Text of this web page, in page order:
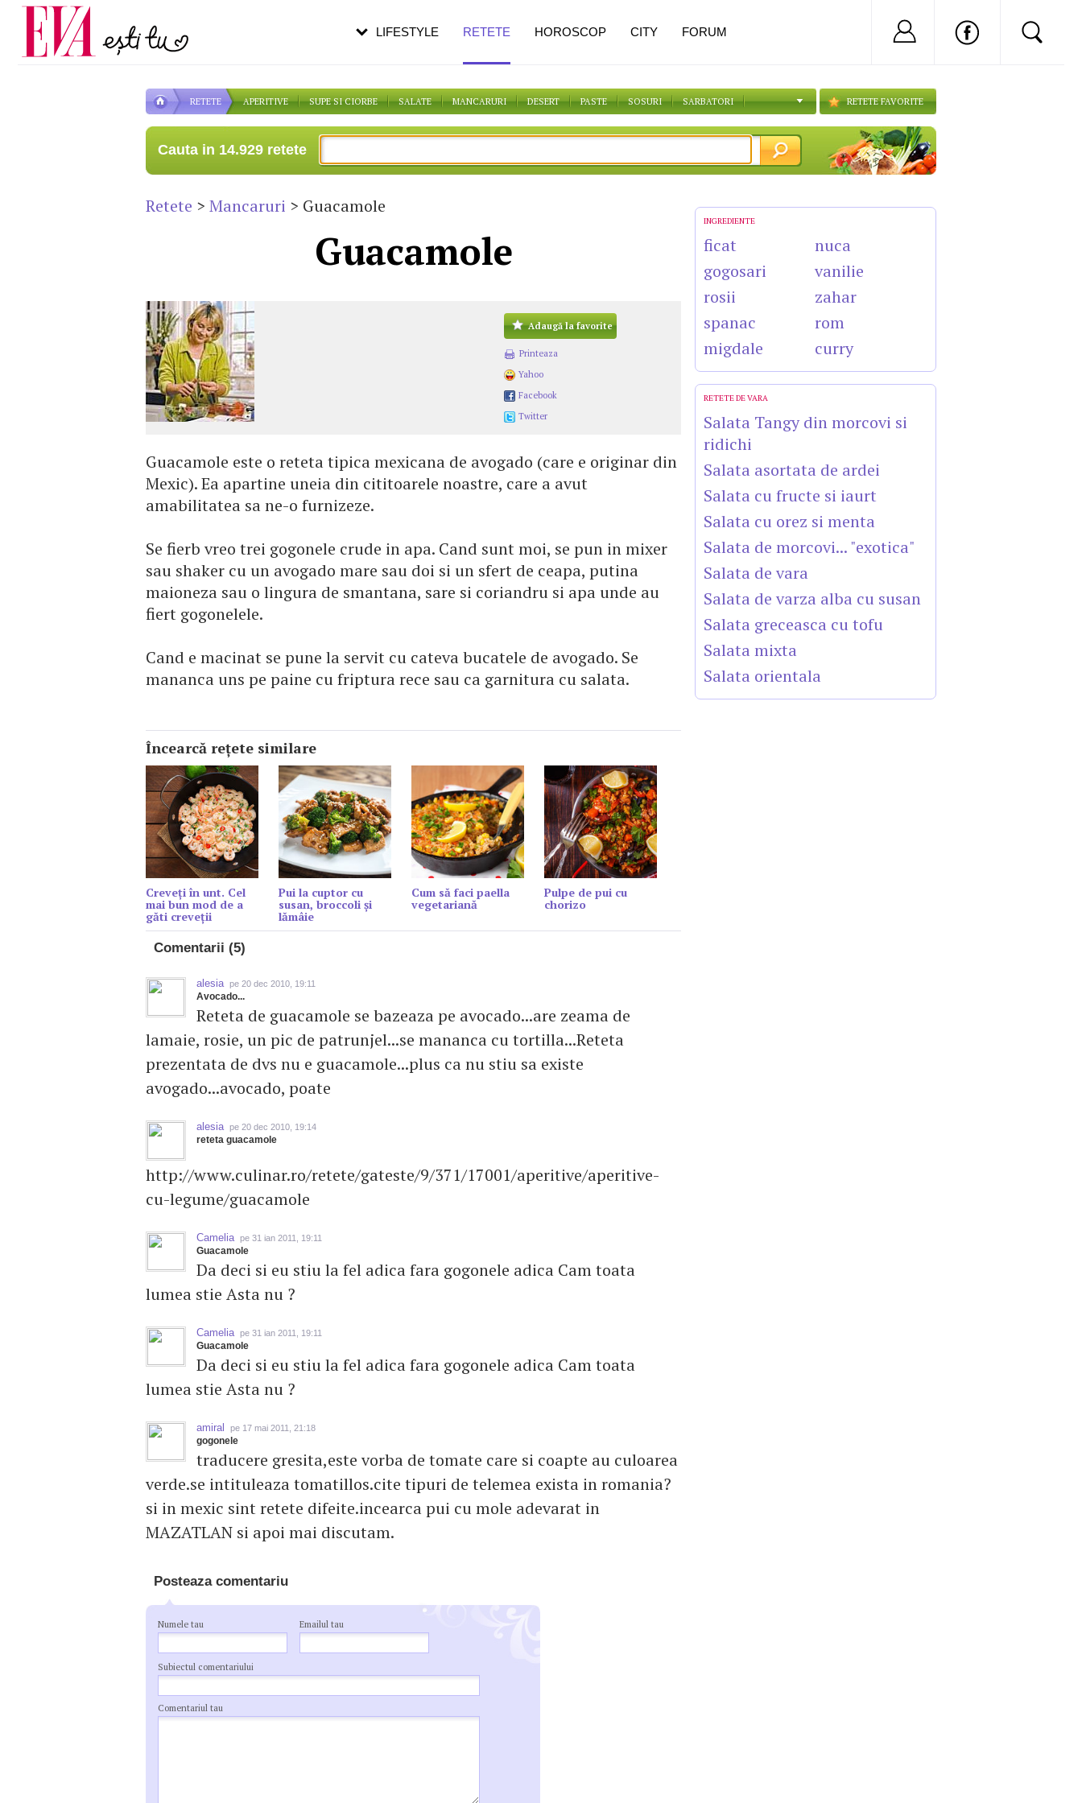
RETETE APERITIVE SUPE SI CIORBE SALATE MANCARURI DESERT PASTE SOSURI SARBATORI RETETE FAVORITE
Cauta in 14.929 retete
Retete > Mancaruri > Guacamole
Guacamole
Adaugă la favorite
Printeaza
Yahoo
Facebook
Twitter
Guacamole este o reteta tipica mexicana de avogado (care e originar din
Mexic). Ea apartine uneia din cititoarele noastre, care a avut
amabilitatea sa ne-o furnizeze.
Se fierb vreo trei gogonele crude in apa. Cand sunt moi, se pun in mixer
sau shaker cu un avogado mare sau doi si un sfert de ceapa, putina
maioneza sau o lingura de smantana, sare si coriandru si apa unde au
fiert gogonelele.
Cand e macinat se pune la servit cu cateva bucatele de avogado. Se
mananca uns pe paine cu friptura rece sau ca garnitura cu salata.
Încearcă reţete similare
Creveți în unt. Cel
mai bun mod de a
găti creveții
Pui la cuptor cu
susan, broccoli și
lămâie
Cum să faci paella
vegetariană
Pulpe de pui cu
chorizo
Comentarii (5)
alesia pe 20 dec 2010, 19:11
Avocado...
Reteta de guacamole se bazeaza pe avocado...are zeama de
lamaie, rosie, un pic de patrunjel...se mananca cu tortilla...Reteta
prezentata de dvs nu e guacamole...plus ca nu stiu sa existe
avogado...avocado, poate
alesia pe 20 dec 2010, 19:14
reteta guacamole
http://www.culinar.ro/retete/gateste/9/371/17001/aperitive/aperitive-
cu-legume/guacamole
Camelia pe 31 ian 2011, 19:11
Guacamole
Da deci si eu stiu la fel adica fara gogonele adica Cam toata
lumea stie Asta nu ?
Camelia pe 31 ian 2011, 19:11
Guacamole
Da deci si eu stiu la fel adica fara gogonele adica Cam toata
lumea stie Asta nu ?
amiral pe 17 mai 2011, 21:18
gogonele
traducere gresita,este vorba de tomate care si coapte au culoarea
verde.se intituleaza tomatillos.cite tipuri de telemea exista in romania?
si in mexic sint retete difeite.incearca pui cu mole adevarat in
MAZATLAN si apoi mai discutam.
Posteaza comentariu
Numele tau Emailul tau
Subiectul comentariului
Comentariul tau
INGREDIENTE
ficat
gogosari
rosii
spanac
migdale
nuca
vanilie
zahar
rom
curry
RETETE DE VARA
Salata Tangy din morcovi si
ridichi
Salata asortata de ardei
Salata cu fructe si iaurt
Salata cu orez si menta
Salata de morcovi... "exotica"
Salata de vara
Salata de varza alba cu susan
Salata greceasca cu tofu
Salata mixta
Salata orientala
LIFESTYLE RETETE HOROSCOP CITY FORUM Nu ai cont?
Carieră
Actualitate